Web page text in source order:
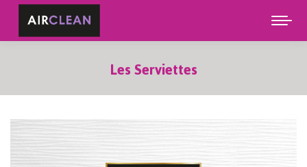
Les Serviettes